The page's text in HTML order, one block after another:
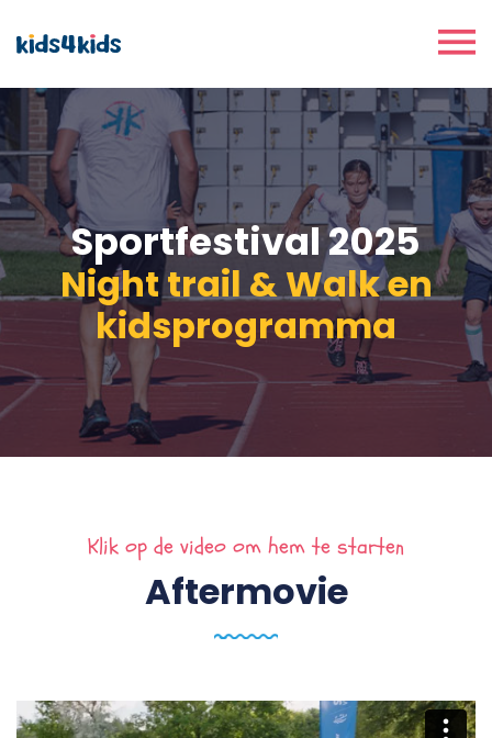
Sportfestival 2025
Night trail & Walk en
kidsprogramma
Klik op de video om hem te starten
Aftermovie